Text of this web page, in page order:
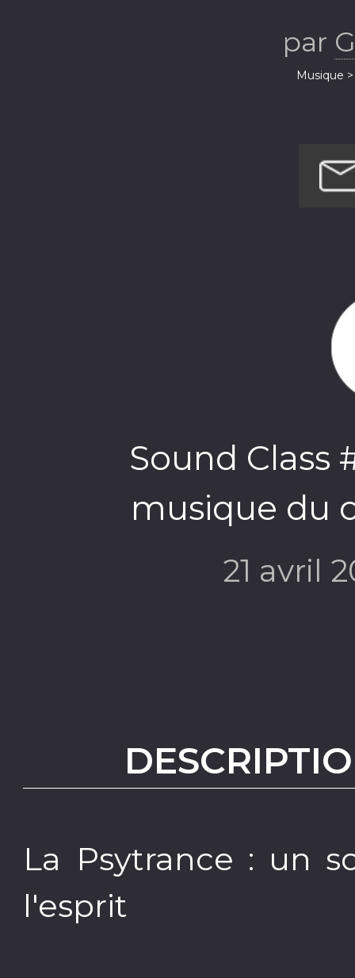
par
Musique
Sound Class
musique du
21 avril
La Psytrance : un
l'esprit